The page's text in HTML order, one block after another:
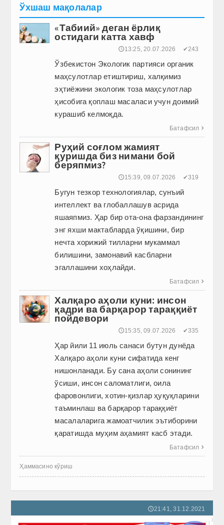
Ўхшаш мақолалар
«Табиий» деган ёрлиқ
остидаги катта хавф
🕔13:25, 20.07.2026 ✔243
Ўзбекистон Экологик партияси органик
маҳсулотлар етиштириш, халқимиз
эҳтиёжини экологик тоза маҳсулотлар
ҳисобига қоплаш масаласи учун доимий
курашиб келмоқда.
Батафсил 
Руҳий соғлом жамият
қуришда биз нимани бой
беряпмиз?
🕔15:39, 09.07.2026 ✔319
Бугун тезкор технологиялар, сунъий
интеллект ва глобаллашув асрида
яшаяпмиз. Ҳар бир ота-она фарзандининг
энг яхши мактабларда ўқишини, бир
нечта хорижий тилларни мукаммал
билишини, замонавий касбларни
эгаллашини хоҳлайди.
Батафсил 
Халқаро аҳоли куни: инсон
қадри ва барқарор тараққиёт
пойдевори
🕔15:35, 09.07.2026 ✔335
Ҳар йили 11 июль санаси бутун дунёда
Халқаро аҳоли куни сифатида кенг
нишонланади. Бу сана аҳоли сонининг
ўсиши, инсон саломатлиги, оила
фаровонлиги, хотин-қизлар ҳуқуқларини
таъминлаш ва барқарор тараққиёт
масалаларига жамоатчилик эътиборини
қаратишда муҳим аҳамият касб этади.
Батафсил 
Ҳаммасино кўриш
🕔21:41, 31.12.2021